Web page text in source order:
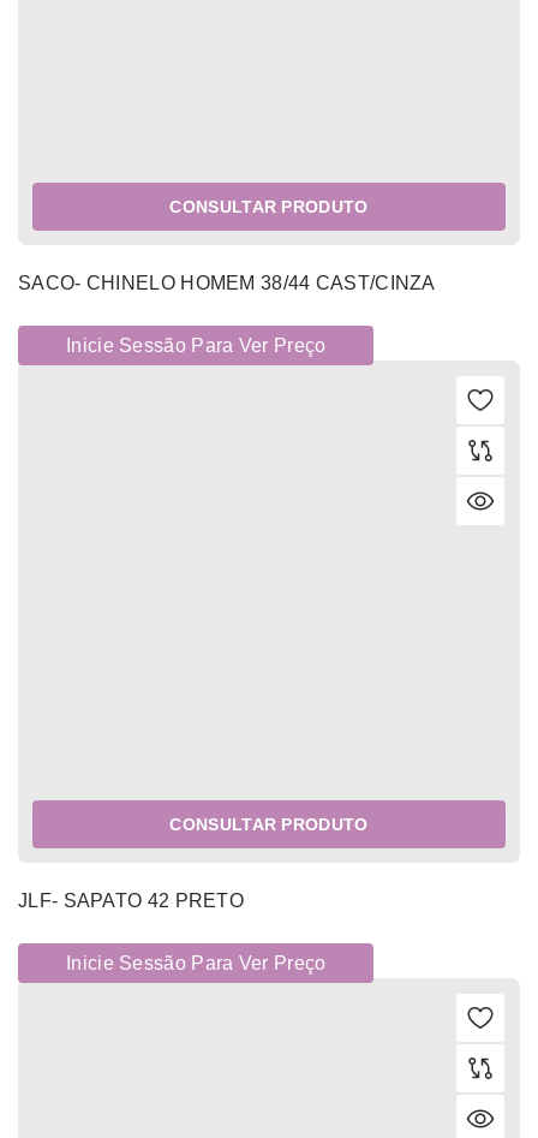
CONSULTAR PRODUTO
SACO- CHINELO HOMEM 38/44 CAST/CINZA
Inicie Sessão Para Ver Preço
CONSULTAR PRODUTO
JLF- SAPATO 42 PRETO
Inicie Sessão Para Ver Preço